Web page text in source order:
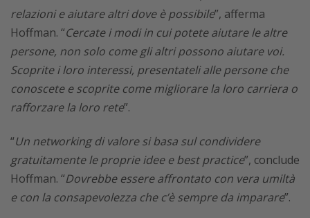
relazioni e aiutare altri dove è possibile”, afferma
Hoffman. “Cercate i modi in cui potete aiutare le altre
persone, non solo come gli altri possono aiutare voi.
Scoprite i loro interessi, presentateli alle persone che
conoscete e scoprite come migliorare la loro carriera o
rafforzare la loro rete”.
“Un networking di valore si basa sul condividere
gratuitamente le proprie idee e best practice”, conclude
Hoffman. “Dovrebbe essere affrontato con vera umiltà
e con la consapevolezza che c’è sempre da imparare”.